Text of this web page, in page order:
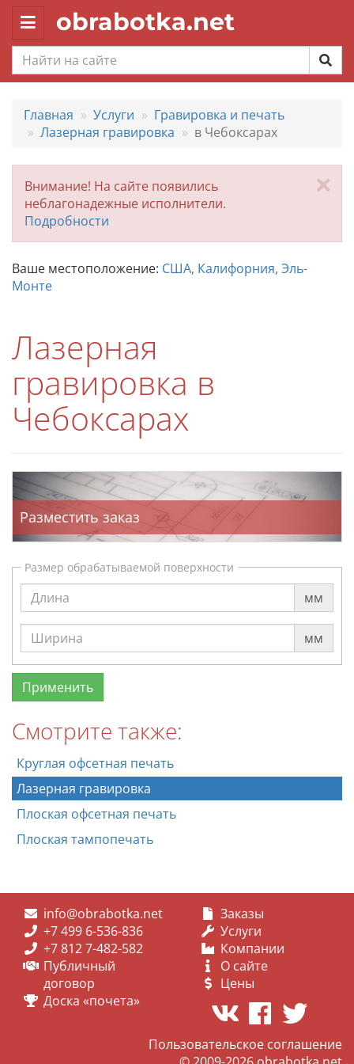
Toggle
navigation
obrabotka.net
Главная Услуги
Гравировка и печать
Лазерная гравировка
в Чебоксарах
Внимание! На сайте появились
неблагонадежные исполнители.
Подробности
Ваше местоположение: США, Калифорния, Эль-
Монте
Лазерная
гравировка в
Чебоксарах
Разместить заказ
Размер обрабатываемой поверхности
мм
мм
Смотрите также:
Круглая офсетная печать
Лазерная гравировка
Плоская офсетная печать
Плоская тампопечать
info@obrabotka.net
+7 499 6-536-836
+7 812 7-482-582
Публичный
договор
Доска «почета»
Заказы
Услуги
Компании
О сайте
Цены
Пользовательское соглашение